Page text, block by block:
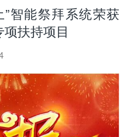
智能祭拜系统荣获
扶持项目​